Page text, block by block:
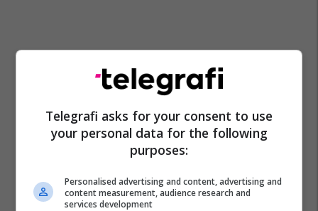
Telegrafi asks for your consent to use
your personal data for the following
purposes:
Personalised advertising and content, advertising and
content measurement, audience research and
services development